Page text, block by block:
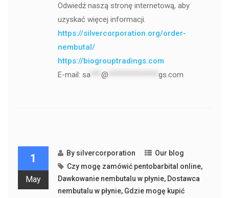
Odwiedź naszą stronę internetową, aby
uzyskać więcej informacji.
https://silvercorporation.org/order-
nembutal/
https://biogrouptradings.com
E-mail: sa*** @ gs.com
1
May
By silvercorporation
Our blog
Czy mogę zamówić pentobarbital online,
Dawkowanie nembutalu w płynie, Dostawca
nembutalu w płynie, Gdzie mogę kupić